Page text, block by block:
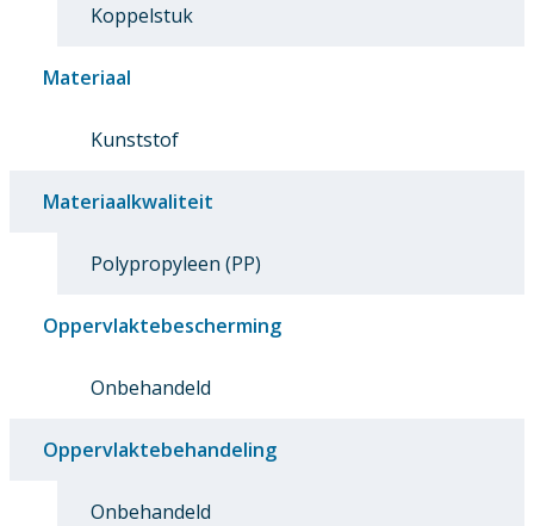
Koppelstuk
Materiaal
Kunststof
Materiaalkwaliteit
Polypropyleen (PP)
Oppervlaktebescherming
Onbehandeld
Oppervlaktebehandeling
Onbehandeld